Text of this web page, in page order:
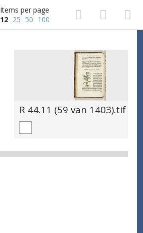
Items per page
12 25 50 100
R 44.11 (59 van 1403).tif